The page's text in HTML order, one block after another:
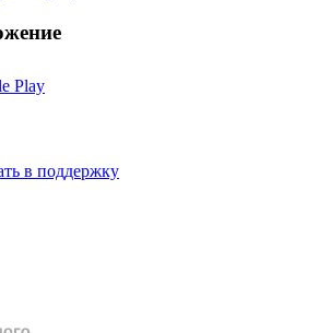
Play
в поддержку